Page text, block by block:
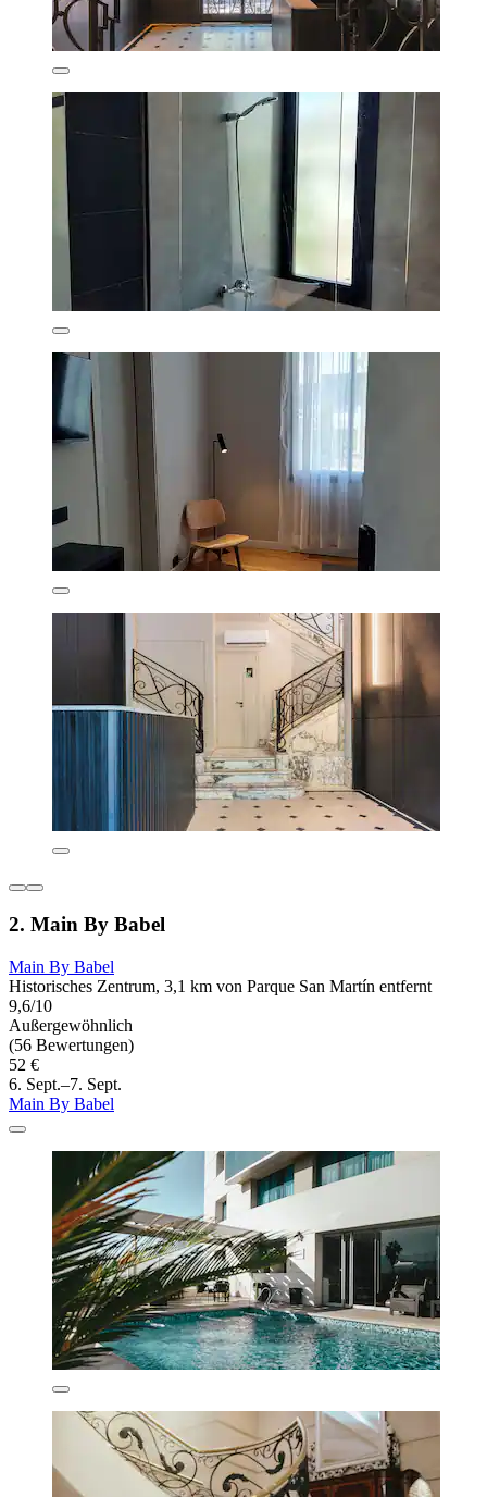
2. Main By Babel
Main By Babel
Historisches Zentrum, 3,1 km von Parque San Martín entfernt
9,6/10
Außergewöhnlich
(56 Bewertungen)
52 €
6. Sept.–7. Sept.
Main By Babel